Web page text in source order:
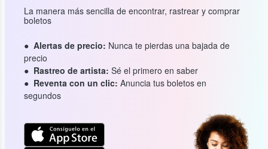
La manera más sencilla de encontrar, rastrear y comprar
boletos
Alertas de precio: Nunca te pierdas una bajada de
precio
Rastreo de artista: Sé el primero en saber
Reventa con un clic: Anuncia tus boletos en
segundos